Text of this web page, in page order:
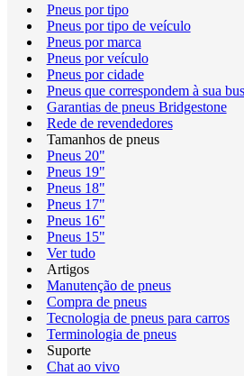
Pneus por tipo
Pneus por tipo de veículo
Pneus por marca
Pneus por veículo
Pneus por cidade
Pneus que correspondem à sua
Garantias de pneus Bridgestone
Rede de revendedores
Tamanhos de pneus
Pneus 20"
Pneus 19"
Pneus 18"
Pneus 17"
Pneus 16"
Pneus 15"
Ver tudo
Artigos
Manutenção de pneus
Compra de pneus
Tecnologia de pneus para carros
Terminologia de pneus
Suporte
Chat ao vivo